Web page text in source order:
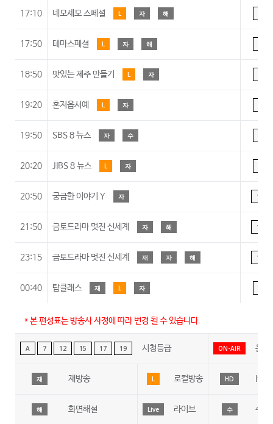
17:10 네모세모 스페셜 L 자 해
17:50 테마스페셜 L 자 해
18:50 맛있는 제주 만들기 L 자
19:20 혼저옵서예 L 자
19:50 SBS 8 뉴스 자 수
20:20 JIBS 8 뉴스 L 자
20:50 궁금한 이야기 Y 자 15
21:50 금토드라마 멋진 신세계 자 해 15
23:15 금토드라마 멋진 신세계 재 자 해 15
00:40 탑클래스 재 L 자
* 본 편성표는 방송사 사정에 따라 변경 될 수 있습니다.
A 7 12 15 17 19 시청등급 ON-AIR 온에
재 재방송 L 로컬방송 HD HD
해 화면해설 Live 라이브 수 수어